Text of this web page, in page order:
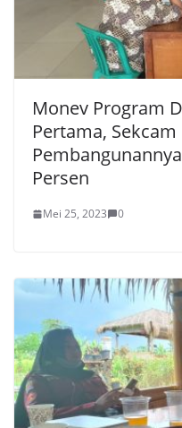
Monev Program
Pertama,
Persen
Mei 25, 2023 0